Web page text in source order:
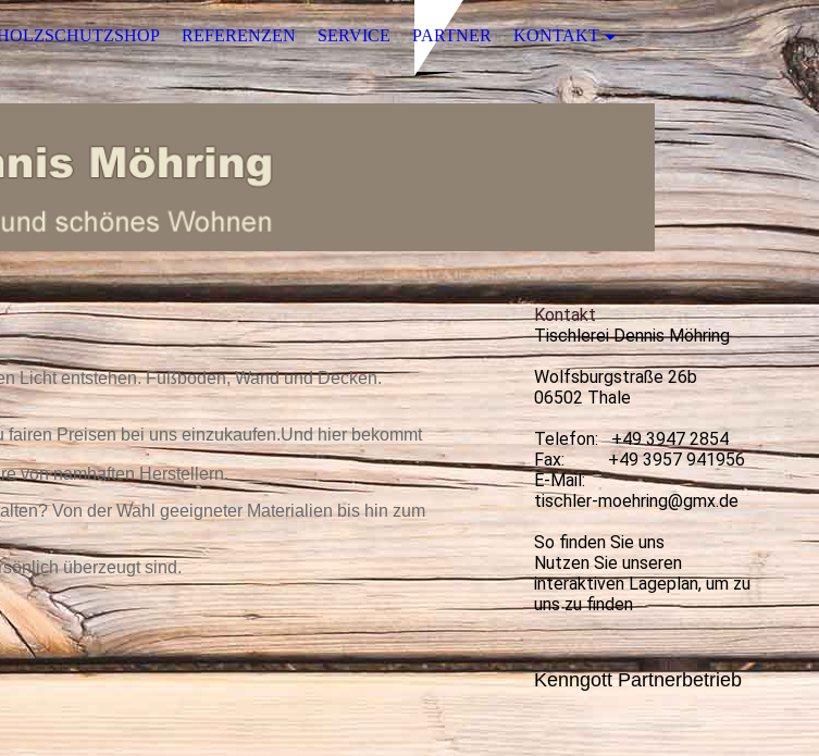
REFERENZEN SERVICE PARTNER KONTAKT
Licht entstehen. Fußboden, Wand und Decken.
Preisen bei uns einzukaufen.Und hier bekommt
von namhaften Herstellern.
Von der Wahl geeigneter Materialien bis hin zum
überzeugt sind.
Kontakt
Tischlerei Dennis Möhring
Wolfsburgstraße 26b
06502 Thale
Telefon: +49 3947 2854
Fax: +49 3957 941956
E-Mail:
tischler-moehring@gmx.de
So finden Sie uns
Nutzen Sie unseren
interaktiven La­ge­plan, um zu
uns zu finden
Kenngott Partnerbetrieb